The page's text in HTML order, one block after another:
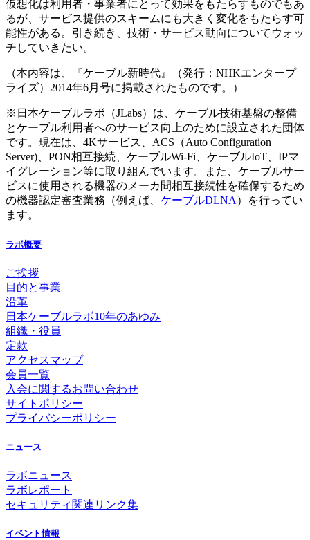
仮想化は利用者・事業者にとって効果をもたらすものでもあ
るが、サービス提供のスキームにも大きく変化をもたらす可
能性がある。引き続き、技術・サービス動向についてウォッ
チしていきたい。
（本内容は、『ケーブル新時代』（発行：NHKエンタープ
ライズ）2014年6月号に掲載されたものです。）
※日本ケーブルラボ（JLabs）は、ケーブル技術基盤の整備
とケーブル利用者へのサービス向上のために設立された団体
です。現在は、4Kサービス、ACS（Auto Configuration
Server)、PON相互接続、ケーブルWi-Fi、ケーブルIoT、IPマ
イグレーション等に取り組んでいます。また、ケーブルサー
ビスに使用される機器のメーカ間相互接続性を確保するため
の機器認定審査業務（例えば、 ケーブルDLNA）を行ってい
ます。
ラボ概要
ご挨拶
目的と事業
沿革
日本ケーブルラボ10年のあゆみ
組織・役員
定款
アクセスマップ
会員一覧
入会に関するお問い合わせ
サイトポリシー
プライバシーポリシー
ニュース
ラボニュース
ラボレポート
セキュリティ関連リンク集
イベント情報